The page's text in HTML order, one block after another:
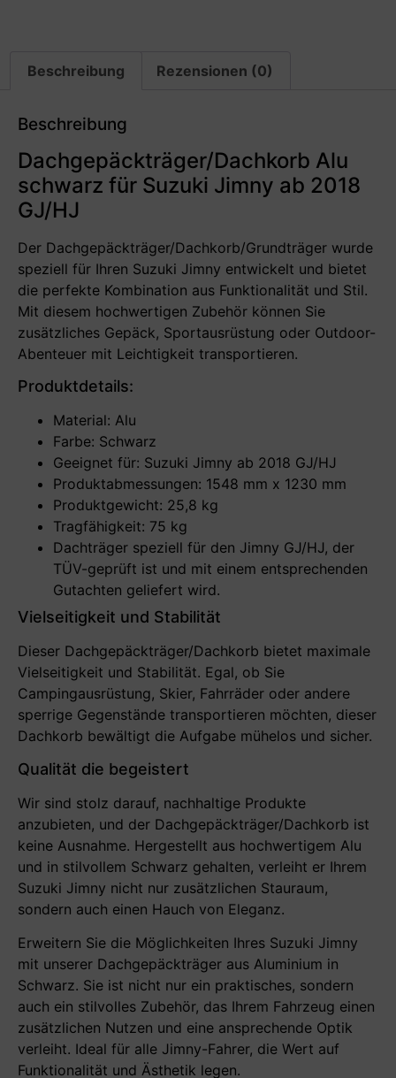
Beschreibung Rezensionen (0)
Beschreibung
Dachgepäckträger/Dachkorb Alu
schwarz für Suzuki Jimny ab 2018
GJ/HJ
Der Dachgepäckträger/Dachkorb/Grundträger wurde
speziell für Ihren Suzuki Jimny entwickelt und bietet
die perfekte Kombination aus Funktionalität und Stil.
Mit diesem hochwertigen Zubehör können Sie
zusätzliches Gepäck, Sportausrüstung oder Outdoor-
Abenteuer mit Leichtigkeit transportieren.
Produktdetails:
Material: Alu
Farbe: Schwarz
Geeignet für: Suzuki Jimny ab 2018 GJ/HJ
Produktabmessungen: 1548 mm x 1230 mm
Produktgewicht: 25,8 kg
Tragfähigkeit: 75 kg
Dachträger speziell für den Jimny GJ/HJ, der
TÜV-geprüft ist und mit einem entsprechenden
Gutachten geliefert wird.
Vielseitigkeit und Stabilität
Dieser Dachgepäckträger/Dachkorb bietet maximale
Vielseitigkeit und Stabilität. Egal, ob Sie
Campingausrüstung, Skier, Fahrräder oder andere
sperrige Gegenstände transportieren möchten, dieser
Dachkorb bewältigt die Aufgabe mühelos und sicher.
Qualität die begeistert
Wir sind stolz darauf, nachhaltige Produkte
anzubieten, und der Dachgepäckträger/Dachkorb ist
keine Ausnahme. Hergestellt aus hochwertigem Alu
und in stilvollem Schwarz gehalten, verleiht er Ihrem
Suzuki Jimny nicht nur zusätzlichen Stauraum,
sondern auch einen Hauch von Eleganz.
Erweitern Sie die Möglichkeiten Ihres Suzuki Jimny
mit unserer Dachgepäckträger aus Aluminium in
Schwarz. Sie ist nicht nur ein praktisches, sondern
auch ein stilvolles Zubehör, das Ihrem Fahrzeug einen
zusätzlichen Nutzen und eine ansprechende Optik
verleiht. Ideal für alle Jimny-Fahrer, die Wert auf
Funktionalität und Ästhetik legen.